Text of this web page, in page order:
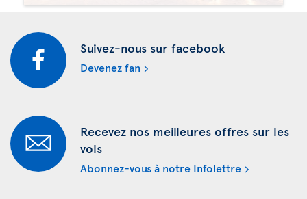
Suivez-nous sur facebook
Devenez fan
Recevez nos meilleures offres sur les
vols
Abonnez-vous à notre Infolettre